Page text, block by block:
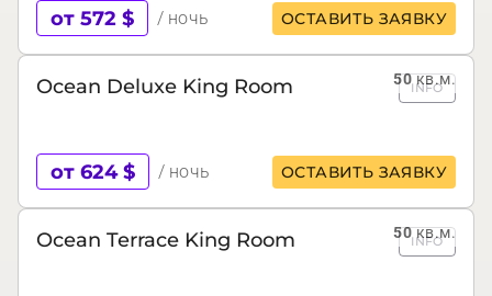
от 572 $ / ночь ОСТАВИТЬ ЗАЯВКУ
50кв.м.
Ocean Deluxe King Room INFO
от 624 $ / ночь ОСТАВИТЬ ЗАЯВКУ
50кв.м.
Ocean Terrace King Room INFO